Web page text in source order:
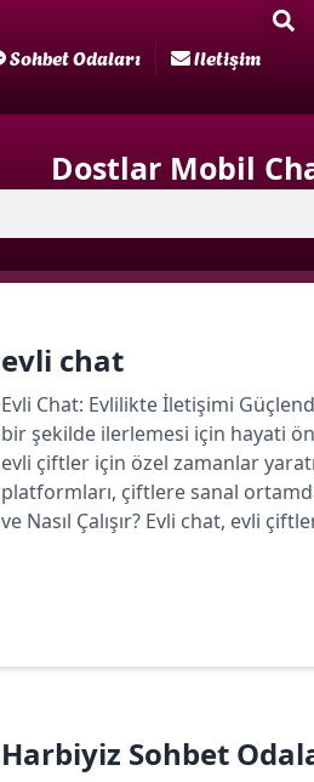
Sohbet Odaları Iletişim
Dostlar Mobil
evli chat
Evli Chat: Evlilikte İletişimi
bir şekilde ilerlemesi için hayati
evli çiftler için özel zamanlar
platformları, çiftlere sanal
ve Nasıl Çalışır? Evli chat, evli
Harbiyiz Sohbet